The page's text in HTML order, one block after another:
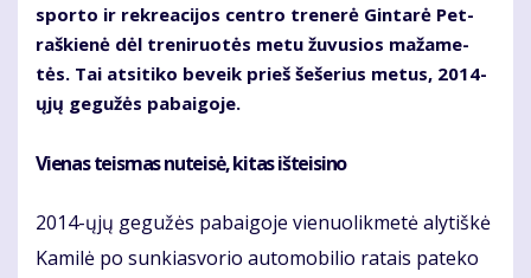
spor­to ir rek­re­a­ci­jos cen­tro tre­ne­rė Gin­ta­rė Pet­
raš­kie­nė dėl tre­ni­ruo­tės me­tu žu­vu­sios ma­ža­me­
tės. Tai at­si­ti­ko be­veik prieš še­še­rius me­tus, 2014-
ųjų ge­gu­žės pa­bai­go­je.
Vie­nas teis­mas nu­tei­sė, ki­tas iš­tei­si­no
2014-ųjų ge­gu­žės pa­bai­go­je vie­nuo­lik­me­tė aly­tiš­kė
Ka­mi­lė po sun­kias­vo­rio au­to­mo­bi­lio ra­tais pa­te­ko